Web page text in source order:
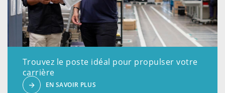
Trouvez le poste idéal pour propulser votre
carrière
EN SAVOIR PLUS